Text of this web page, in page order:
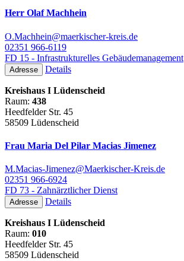
Herr Olaf Machhein
O.Machhein@maerkischer-kreis.de
02351 966-6119
FD 15 - Infrastrukturelles Gebäudemanagement
Adresse Details
Kreishaus I Lüdenscheid
Raum: 438
Heedfelder Str. 45
58509 Lüdenscheid
Frau Maria Del Pilar Macias Jimenez
M.Macias-Jimenez@Maerkischer-Kreis.de
02351 966-6924
FD 73 - Zahnärztlicher Dienst
Adresse Details
Kreishaus I Lüdenscheid
Raum: 010
Heedfelder Str. 45
58509 Lüdenscheid